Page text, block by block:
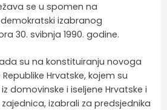
se u spomen na
izabranog
30. svibnja 1990. godine.
su na konstituiranju novoga
Hrvatske, kojem su
domovinske i iseljene Hrvatske i
izabrali za predsjednika